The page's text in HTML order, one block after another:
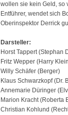
wollen sie kein Geld, so
Entführer, wendet sich
Oberinspektor Derrick
Darsteller:
Horst Tappert (Stephan
Fritz Wepper (Harry
Willy Schäfer (Berger)
Klaus Schwarzkopf (Dr.
Annemarie Düringer
Marion Kracht (Roberta
Christian Kohlund